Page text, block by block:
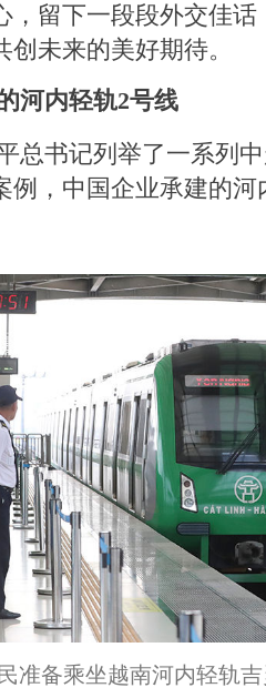
，留下一段段外交佳
未来的美好期待。
河内轻轨2号线
总书记列举了一系列
例，中国企业承建的河
准备乘坐越南河内轻轨